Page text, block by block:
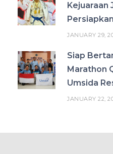
Kejuaraan
JANUARY 29,
Siap
Marathon
Umsida
JANUARY 22,